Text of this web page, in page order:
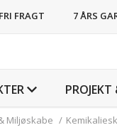
FRI FRAGT 7 ÅRS
Miljøskabe /